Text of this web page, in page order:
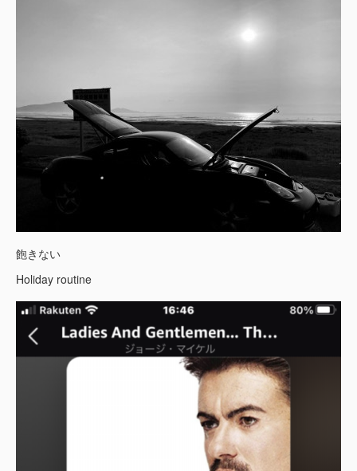
飽きない
Holiday routine